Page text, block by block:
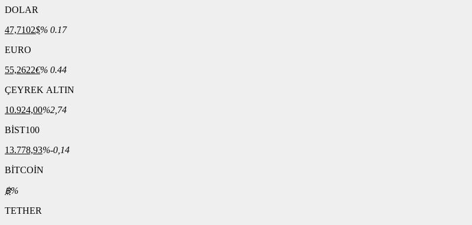
DOLAR
47,7102$% 0.17
EURO
55,2622€% 0.44
ÇEYREK ALTIN
10.924,00%2,74
BİST100
13.778,93%-0,14
BİTCOİN
฿%
TETHER